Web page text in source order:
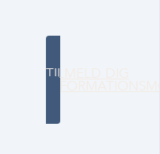
TILMELD DIG